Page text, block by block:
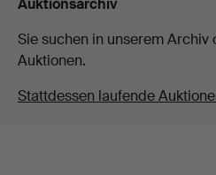
Auktionsarchiv
Sie suchen in unserem Archiv
Auktionen.
Stattdessen laufende